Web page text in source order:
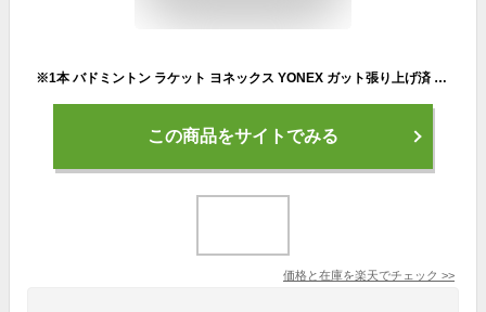
※1本 バドミントン ラケット ヨネックス YONEX ガット張り上げ済 バドミントンラケット マッスルパワー9LT MUSLE POWER 9 LT MP9LTG ケース付 badminton racket 羽毛球拍 バドミントン ラケットケース バドミントン 初心者向け
この商品をサイトでみる
価格と在庫を楽天でチェック >>